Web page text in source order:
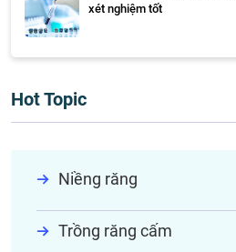
xét nghiệm tốt
Hot Topic
Niềng răng
Trồng răng cấm